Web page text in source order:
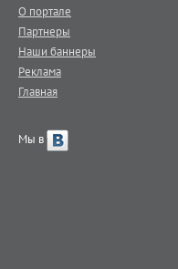
О портале
Партнеры
Наши баннеры
Реклама
Главная
Мы в